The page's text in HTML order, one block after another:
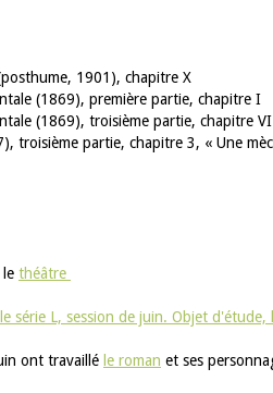
1901), chapitre X
(1869), première partie, chapitre I
(1869), troisième partie, chapitre VI
partie, chapitre 3, « Une
le théâtre
série L, session de juin. Objet d'étude,
ont travaillé le roman et ses